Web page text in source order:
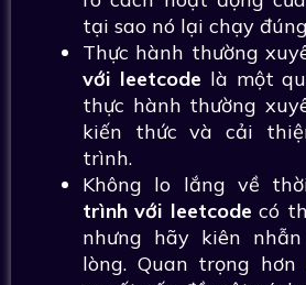
tại sao nó lại chạy
Thực hành thường
với leetcode là một
thực hành thường
kiến thức và cải
trình.
Không lo lắng về
trình với leetcode có
nhưng hãy kiên
lòng. Quan trọng